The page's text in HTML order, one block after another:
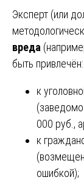
Эксперт (или
вреда
быть привлечён:
к
000 руб.,
к
ошибкой);